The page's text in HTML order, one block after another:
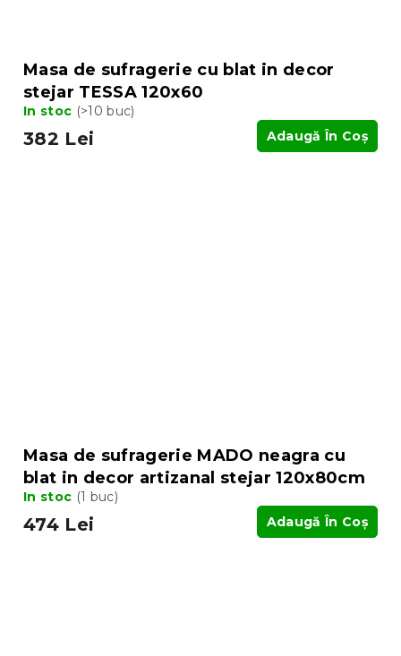
Masa de sufragerie cu blat in decor
stejar TESSA 120x60
In stoc (>10 buc)
382 Lei Adaugă În Coş
Masa de sufragerie MADO neagra cu
blat in decor artizanal stejar 120x80cm
In stoc (1 buc)
474 Lei Adaugă În Coş